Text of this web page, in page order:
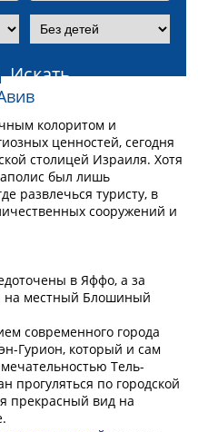
Искать
колоритом и
ценностей, сегодня
столицей Израиля. Хотя
был лишь
развлечься туристу, в
сооружений и
в Яффо, а за
на местный Блошиный
современного города
Гурион, который и сам
Тель-
прогуляться по городской
прекрасный вид на